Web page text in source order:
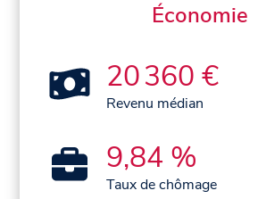
Économie
20 360 €
Revenu médian
9,84 %
Taux de chômage